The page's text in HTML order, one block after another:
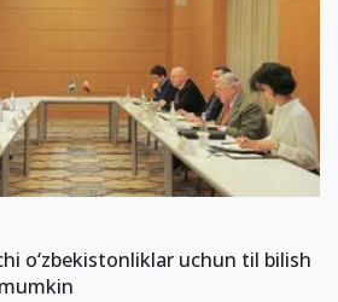
o‘zbekistonliklar uchun til bilish